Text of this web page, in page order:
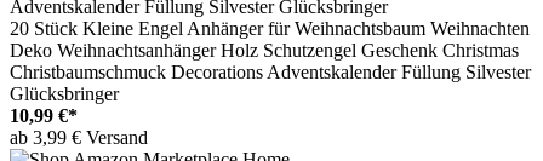
20 Stück Kleine Engel Anhänger für Weihnachtsbaum Weihnachten
Deko Weihnachtsanhänger Holz Schutzengel Geschenk Christmas
Christbaumschmuck Decorations Adventskalender Füllung Silvester
Glücksbringer
10,99 €*
ab 3,99 € Versand